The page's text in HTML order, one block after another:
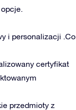
i personalizacji .Co
certyfikat
przedmioty z